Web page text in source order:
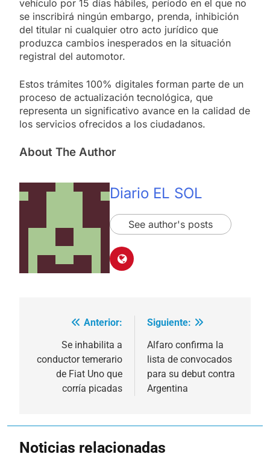
vehículo por 15 días hábiles, período en el que no
se inscribirá ningún embargo, prenda, inhibición
del titular ni cualquier otro acto jurídico que
produzca cambios inesperados en la situación
registral del automotor.
Estos trámites 100% digitales forman parte de un
proceso de actualización tecnológica, que
representa un significativo avance en la calidad de
los servicios ofrecidos a los ciudadanos.
About The Author
Diario EL SOL
See author's posts
Navegación
entradas
Anterior:
Se inhabilita a
conductor temerario
de Fiat Uno que
corría picadas
Siguiente:
Alfaro confirma la
lista de convocados
para su debut contra
Argentina
Noticias relacionadas